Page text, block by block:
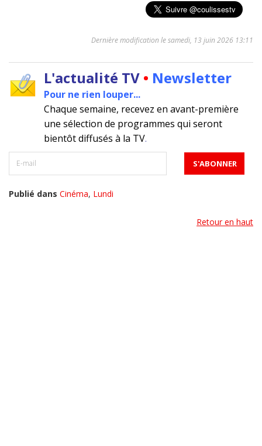
Dernière modification le samedi, 13 juin 2026 13:11
L'actualité TV • Newsletter
Pour ne rien louper...
Chaque semaine, recevez en avant-première
une sélection de programmes qui seront
bientôt diffusés à la TV.
Publié dans Cinéma, Lundi
Retour en haut